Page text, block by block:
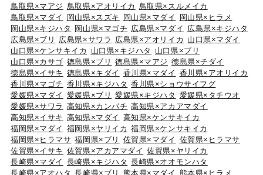
鳥取県×マアジ 鳥取県×アオリイカ
鳥取県×スルメイカ
鳥取県×マダイ
岡山県×スズキ 岡山県×マダイ
岡山県×ヒラメ
岡山県×キジハタ
岡山県×マゴチ 広島県×マダイ 広島県×キジハタ
広島県×ブリ
広島県×サワラ 広島県×アオリイカ 山口県×マダイ
山口県×ケンサキイカ
山口県×キジハタ
山口県×ブリ
山口県×カサゴ 徳島県×ブリ 徳島県×マアジ 徳島県×チダイ
徳島県×イサキ 徳島県×キダイ 香川県×マダイ 香川県×アオリイカ
香川県×マゴチ 香川県×キジハタ 香川県×ショウサイフグ
愛媛県×マダイ 愛媛県×ブリ 愛媛県×キジハタ 愛媛県×タチウオ
愛媛県×サワラ 高知県×カンパチ 高知県×アカアマダイ
高知県×イサキ 高知県×マダイ 高知県×ケンサキイカ
福岡県×マダイ 福岡県×ヤリイカ 福岡県×ケンサキイカ
福岡県×ヒラマサ 福岡県×ブリ 佐賀県×マダイ 佐賀県×ヒラマサ
佐賀県×イサキ 佐賀県×アカアマダイ 佐賀県×ヤリイカ
長崎県×マダイ 長崎県×キジハタ 長崎県×オオモンハタ
長崎県×アオハタ 長崎県×ブリ 熊本県×マダイ 熊本県×ヒラメ